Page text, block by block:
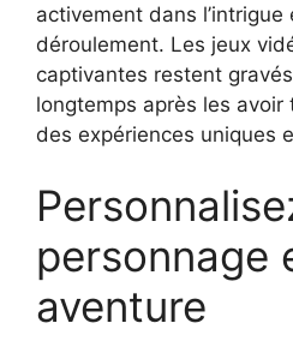
activement dans l’intrigue
déroulement. Les jeux
captivantes restent
longtemps après les avoir
des expériences uniques
personnage
aventure